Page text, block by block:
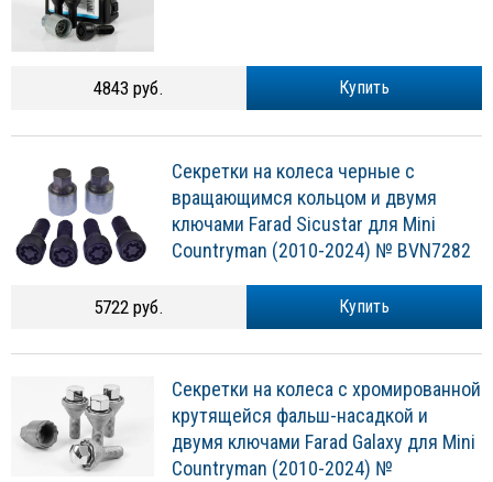
Купить
4843 руб.
Секретки на колеса черные с
вращающимся кольцом и двумя
ключами Farad Sicustar для Mini
Countryman (2010-2024) № BVN7282
Купить
5722 руб.
Секретки на колеса с хромированной
крутящейся фальш-насадкой и
двумя ключами Farad Galaxy для Mini
Countryman (2010-2024) №